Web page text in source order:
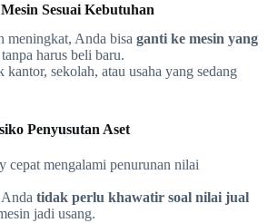
Sesuai Kebutuhan
meningkat, Anda bisa ganti ke mesin yang
tanpa harus beli baru.
kantor, sekolah, atau usaha yang sedang
Penyusutan Aset
cepat mengalami penurunan nilai
tidak perlu khawatir soal nilai jual
jadi usang.